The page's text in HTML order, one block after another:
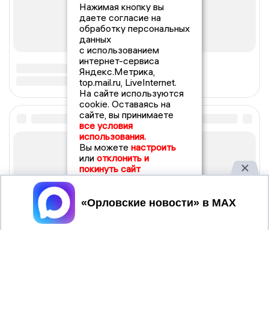
Нажимая кнопку вы
даете согласие на
обработку персональных
данных
с использованием
интернет-сервиса
Яндекс.Метрика,
top.mail.ru, LiveInternet.
На сайте используются
cookie. Оставаясь на
сайте, вы принимаете
все условия
использования.
Вы можете настроить
или отклонить и
покинуть сайт
Принять